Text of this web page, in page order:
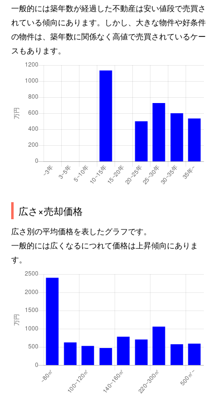
一般的には築年数が経過した不動産は安い値段で売買さ
れている傾向にあります。しかし、大きな物件や好条件
の物件は、築年数に関係なく高値で売買されているケー
スもあります。
広さ×売却価格
広さ別の平均価格を表したグラフです。
一般的には広くなるにつれて価格は上昇傾向にありま
す。